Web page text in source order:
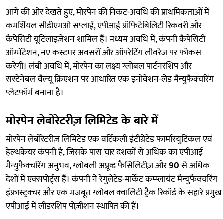
आगे की ओर देखते हुए, मोरपेन की निकट-अवधि की प्राथमिकताओं में
कमर्शियल सीडीएमओ सप्लाई, एपीआई प्रॉफिटेबिलिटी रिकवरी और
कैपेसिटी यूटिलाइज़ेशन शामिल हैं। मध्यम अवधि में, कंपनी कैपेसिटी
ऑग्मेंटेशन, नए कस्टमर अवसरों और ऑपरेटिंग लीवरेज पर फोकस
करेगी। लंबी अवधि में, मोरपेन का लक्ष्य ग्लोबल पार्टनरशिप और
सस्टेनेबल वैल्यू क्रिएशन पर आधारित एक इनोवेशन-लेड मैन्युफैक्चरिंग
प्लेटफॉर्म बनाना है।
मोरपेन लेबोरेटरीज़ लिमिटेड के बारे में
मोरपेन लेबोरेटरीज़ लिमिटेड एक वर्टिकली इंटीग्रेटेड फार्मास्युटिकल एवं
हेल्थकेयर कंपनी है, जिसके पास चार दशकों से अधिक का एपीआई
मैन्युफैक्चरिंग अनुभव, ग्लोबली अप्रूव्ड फैसिलिटीज़ और90से अधिक
देशों में एक्सपोर्ट्स हैं। कंपनी ने रेगुलेटेड-मार्केट कम्प्लायंट मैन्युफैक्चरिंग
इंफ्रास्ट्रक्चर और एक मजबूत ग्लोबल क्वालिटी ट्रैक रिकॉर्ड के सहारे प्रमुख
एपीआई में लीडरशिप पोज़ीशन स्थापित की हैं।